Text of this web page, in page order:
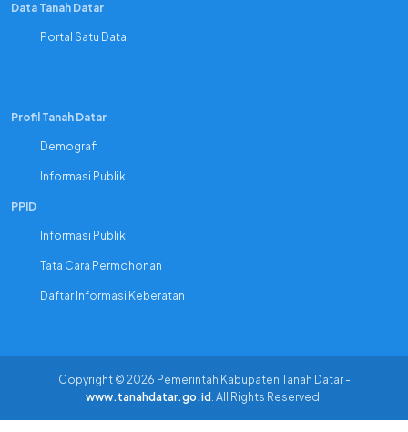
Data Tanah Datar
Portal Satu Data
Profil Tanah Datar
Demografi
Informasi Publik
PPID
Informasi Publik
Tata Cara Permohonan
Daftar Informasi Keberatan
Copyright © 2026 Pemerintah Kabupaten Tanah Datar -
www.tanahdatar.go.id . All Rights Reserved.